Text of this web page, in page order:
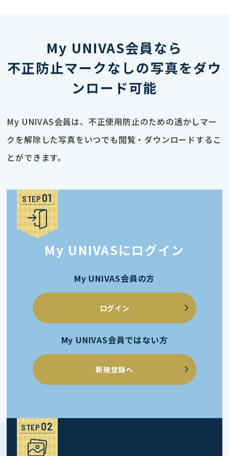
My UNIVAS会員なら
不正防止マークなしの写真をダウ
ンロード可能
My UNIVAS会員は、不正使用防止のための透かしマー
クを解除した写真をいつでも閲覧・ダウンロードするこ
とができます。
STEP
My UNIVASにログイン
My UNIVAS会員の方
ログイン
My UNIVAS会員ではない方
新規登録へ
STEP